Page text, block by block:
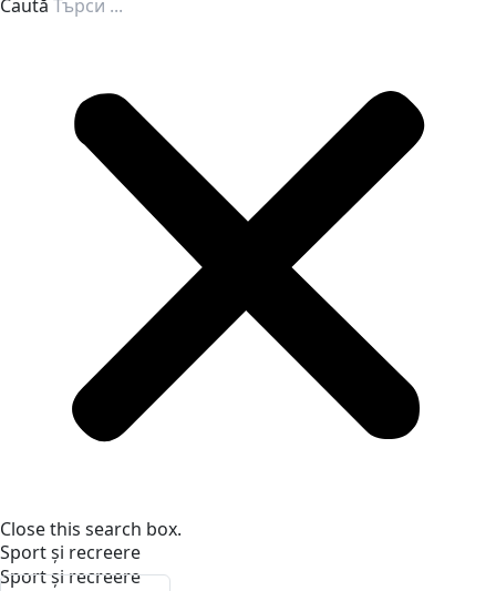
Caută
Close this search box.
Sport și recreere
Sport și recreere